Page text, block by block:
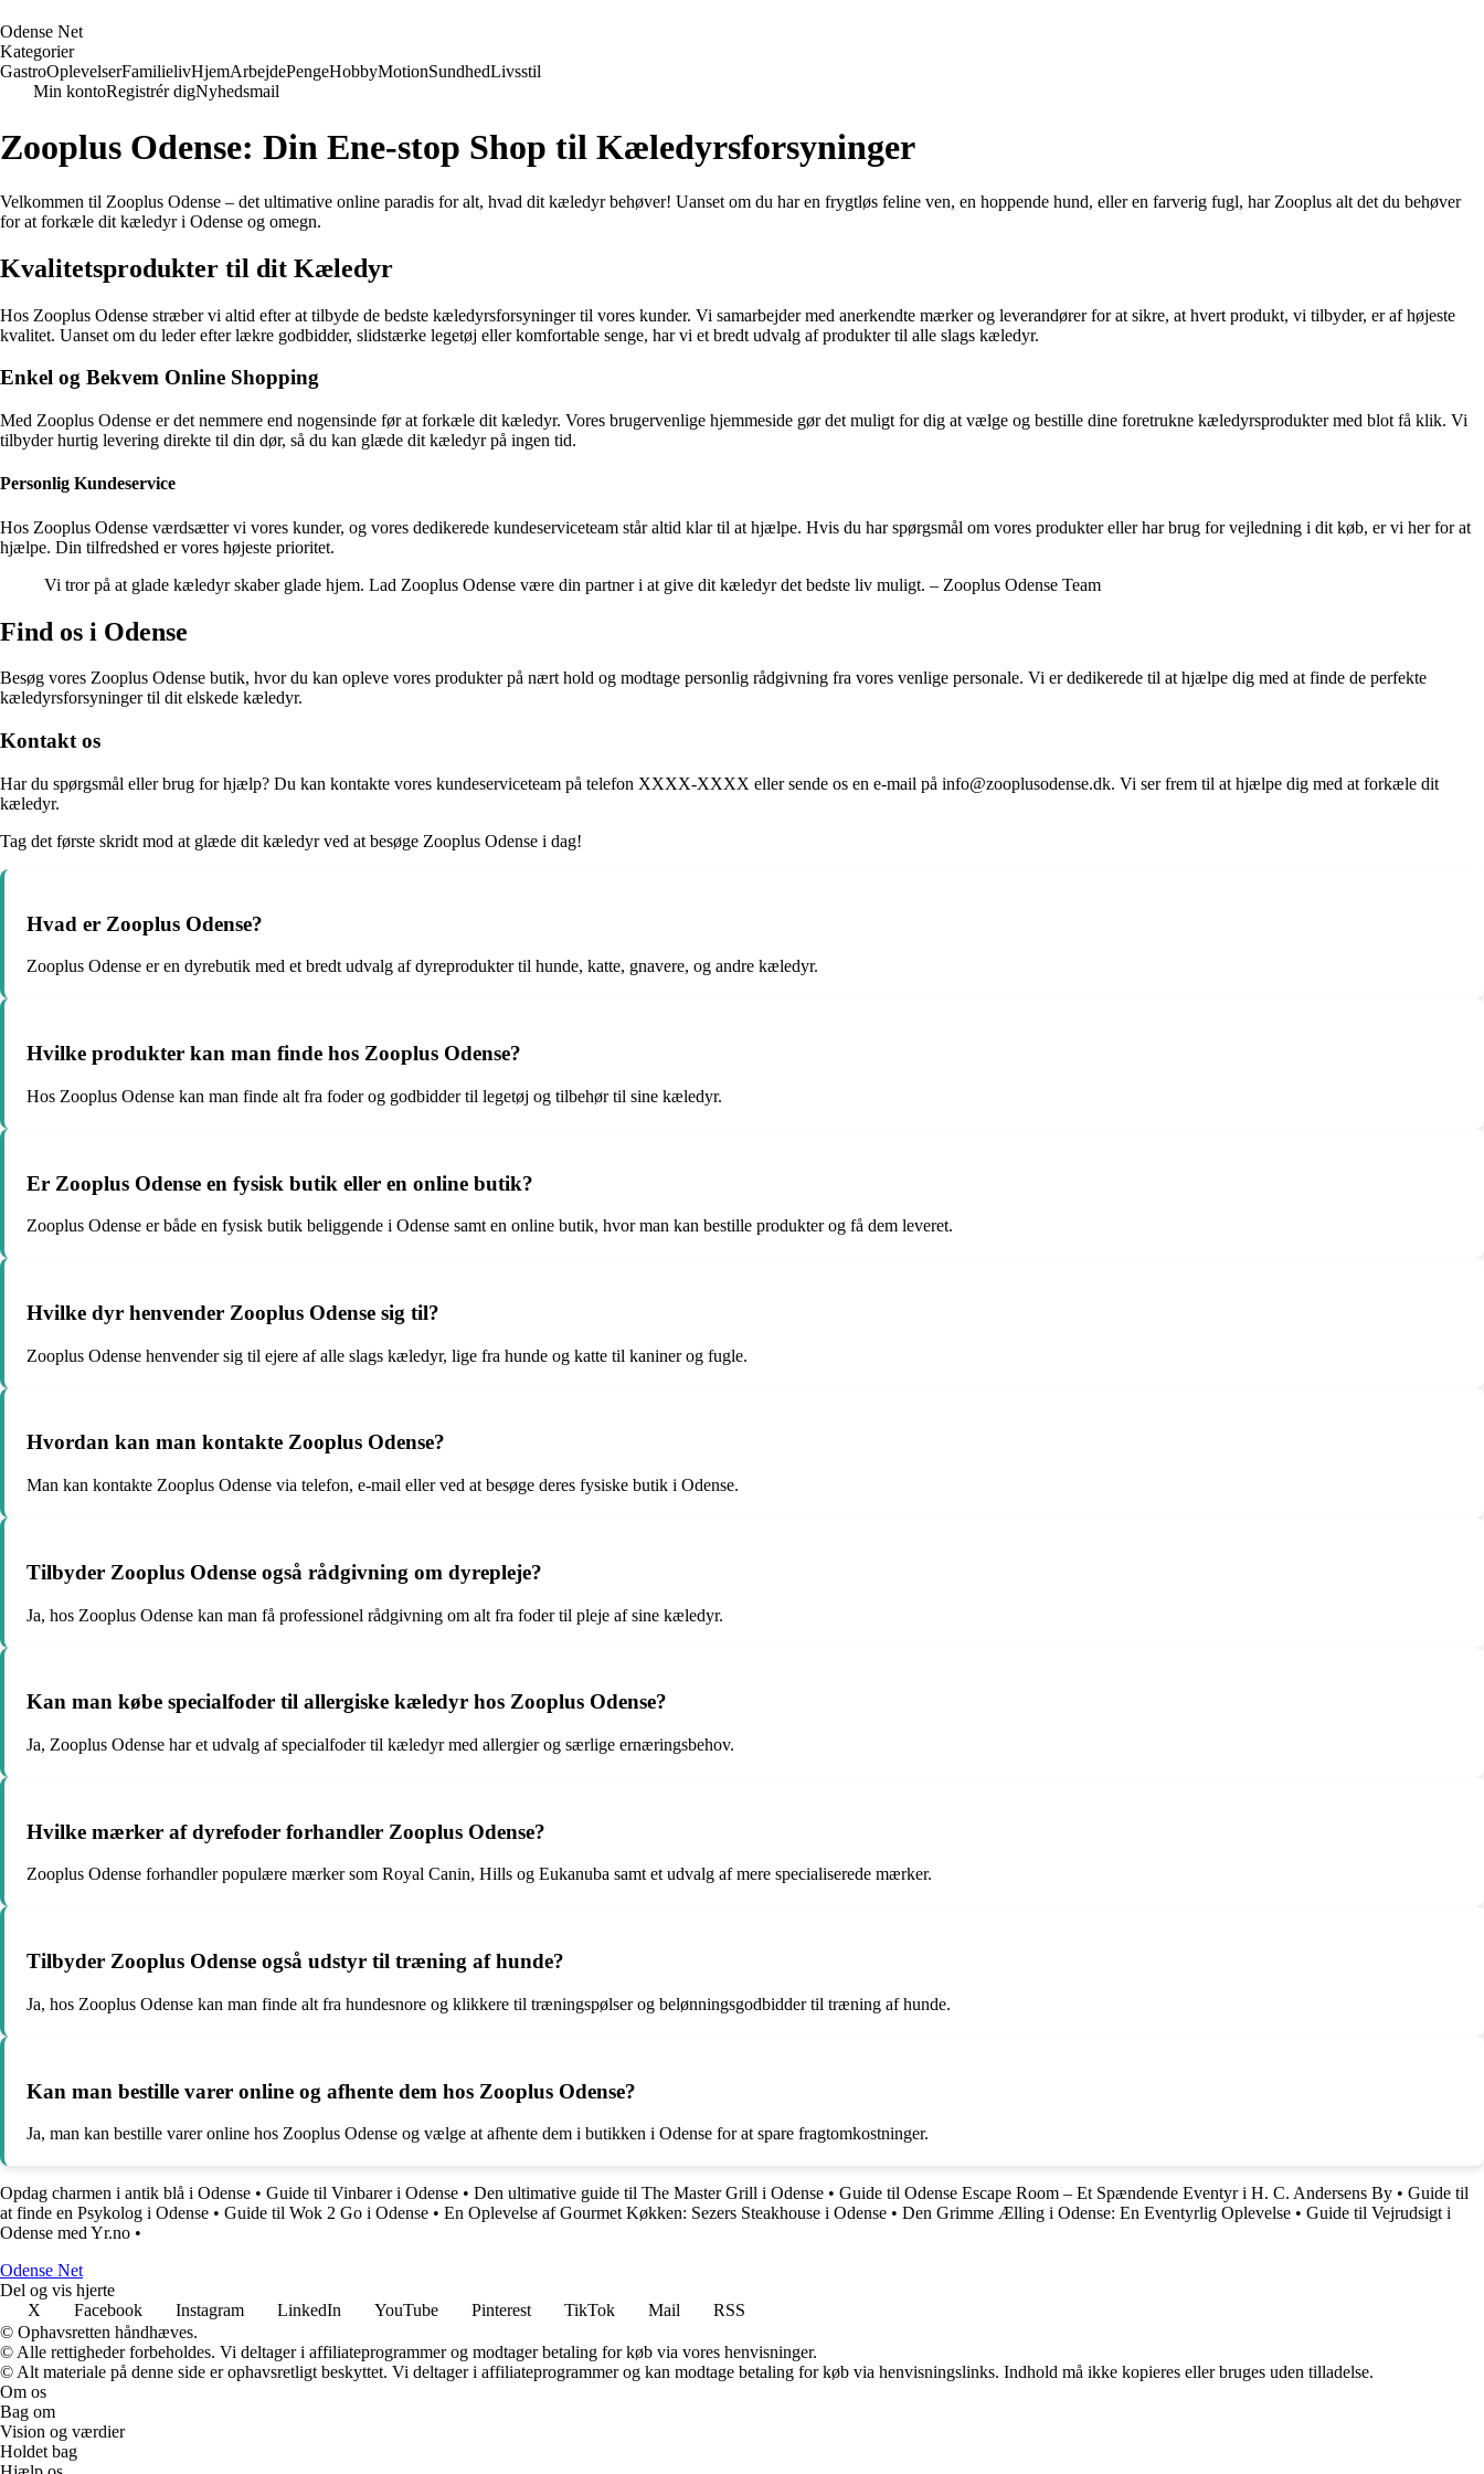
Odense Net
Kategorier
GastroOplevelserFamilielivHjemArbejdePengeHobbyMotionSundhedLivsstil
Min kontoRegistrér digNyhedsmail
Zooplus Odense: Din Ene-stop Shop til Kæledyrsforsyninger
Velkommen til Zooplus Odense – det ultimative online paradis for alt, hvad dit kæledyr behøver! Uanset om du har en frygtløs feline ven, en hoppende hund, eller en farverig fugl, har Zooplus alt det du behøver
for at forkæle dit kæledyr i Odense og omegn.
Kvalitetsprodukter til dit Kæledyr
Hos Zooplus Odense stræber vi altid efter at tilbyde de bedste kæledyrsforsyninger til vores kunder. Vi samarbejder med anerkendte mærker og leverandører for at sikre, at hvert produkt, vi tilbyder, er af højeste
kvalitet. Uanset om du leder efter lækre godbidder, slidstærke legetøj eller komfortable senge, har vi et bredt udvalg af produkter til alle slags kæledyr.
Enkel og Bekvem Online Shopping
Med Zooplus Odense er det nemmere end nogensinde før at forkæle dit kæledyr. Vores brugervenlige hjemmeside gør det muligt for dig at vælge og bestille dine foretrukne kæledyrsprodukter med blot få klik. Vi
tilbyder hurtig levering direkte til din dør, så du kan glæde dit kæledyr på ingen tid.
Personlig Kundeservice
Hos Zooplus Odense værdsætter vi vores kunder, og vores dedikerede kundeserviceteam står altid klar til at hjælpe. Hvis du har spørgsmål om vores produkter eller har brug for vejledning i dit køb, er vi her for at
hjælpe. Din tilfredshed er vores højeste prioritet.
Vi tror på at glade kæledyr skaber glade hjem. Lad Zooplus Odense være din partner i at give dit kæledyr det bedste liv muligt. – Zooplus Odense Team
Find os i Odense
Besøg vores Zooplus Odense butik, hvor du kan opleve vores produkter på nært hold og modtage personlig rådgivning fra vores venlige personale. Vi er dedikerede til at hjælpe dig med at finde de perfekte
kæledyrsforsyninger til dit elskede kæledyr.
Kontakt os
Har du spørgsmål eller brug for hjælp? Du kan kontakte vores kundeserviceteam på telefon XXXX-XXXX eller sende os en e-mail på info@zooplusodense.dk. Vi ser frem til at hjælpe dig med at forkæle dit
kæledyr.
Tag det første skridt mod at glæde dit kæledyr ved at besøge Zooplus Odense i dag!
Hvad er Zooplus Odense?
Zooplus Odense er en dyrebutik med et bredt udvalg af dyreprodukter til hunde, katte, gnavere, og andre kæledyr.
Hvilke produkter kan man finde hos Zooplus Odense?
Hos Zooplus Odense kan man finde alt fra foder og godbidder til legetøj og tilbehør til sine kæledyr.
Er Zooplus Odense en fysisk butik eller en online butik?
Zooplus Odense er både en fysisk butik beliggende i Odense samt en online butik, hvor man kan bestille produkter og få dem leveret.
Hvilke dyr henvender Zooplus Odense sig til?
Zooplus Odense henvender sig til ejere af alle slags kæledyr, lige fra hunde og katte til kaniner og fugle.
Hvordan kan man kontakte Zooplus Odense?
Man kan kontakte Zooplus Odense via telefon, e-mail eller ved at besøge deres fysiske butik i Odense.
Tilbyder Zooplus Odense også rådgivning om dyrepleje?
Ja, hos Zooplus Odense kan man få professionel rådgivning om alt fra foder til pleje af sine kæledyr.
Kan man købe specialfoder til allergiske kæledyr hos Zooplus Odense?
Ja, Zooplus Odense har et udvalg af specialfoder til kæledyr med allergier og særlige ernæringsbehov.
Hvilke mærker af dyrefoder forhandler Zooplus Odense?
Zooplus Odense forhandler populære mærker som Royal Canin, Hills og Eukanuba samt et udvalg af mere specialiserede mærker.
Tilbyder Zooplus Odense også udstyr til træning af hunde?
Ja, hos Zooplus Odense kan man finde alt fra hundesnore og klikkere til træningspølser og belønningsgodbidder til træning af hunde.
Kan man bestille varer online og afhente dem hos Zooplus Odense?
Ja, man kan bestille varer online hos Zooplus Odense og vælge at afhente dem i butikken i Odense for at spare fragtomkostninger.
Opdag charmen i antik blå i Odense • Guide til Vinbarer i Odense • Den ultimative guide til The Master Grill i Odense • Guide til Odense Escape Room – Et Spændende Eventyr i H. C. Andersens By • Guide til
at finde en Psykolog i Odense • Guide til Wok 2 Go i Odense • En Oplevelse af Gourmet Køkken: Sezers Steakhouse i Odense • Den Grimme Ælling i Odense: En Eventyrlig Oplevelse • Guide til Vejrudsigt i
Odense med Yr.no •
Odense Net
Del og vis hjerte
X
Facebook Instagram LinkedIn YouTube Pinterest TikTok Mail
RSS
© Ophavsretten håndhæves.
© Alle rettigheder forbeholdes. Vi deltager i affiliateprogrammer og modtager betaling for køb via vores henvisninger.
© Alt materiale på denne side er ophavsretligt beskyttet. Vi deltager i affiliateprogrammer og kan modtage betaling for køb via henvisningslinks. Indhold må ikke kopieres eller bruges uden tilladelse.
Om os
Bag om
Vision og værdier
Holdet bag